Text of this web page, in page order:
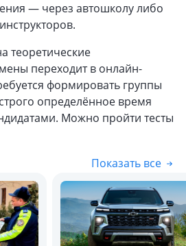
— через автошколу либо
теоретические
переходит в онлайн-
формировать группы
определённое время
Можно пройти тесты
Показать все